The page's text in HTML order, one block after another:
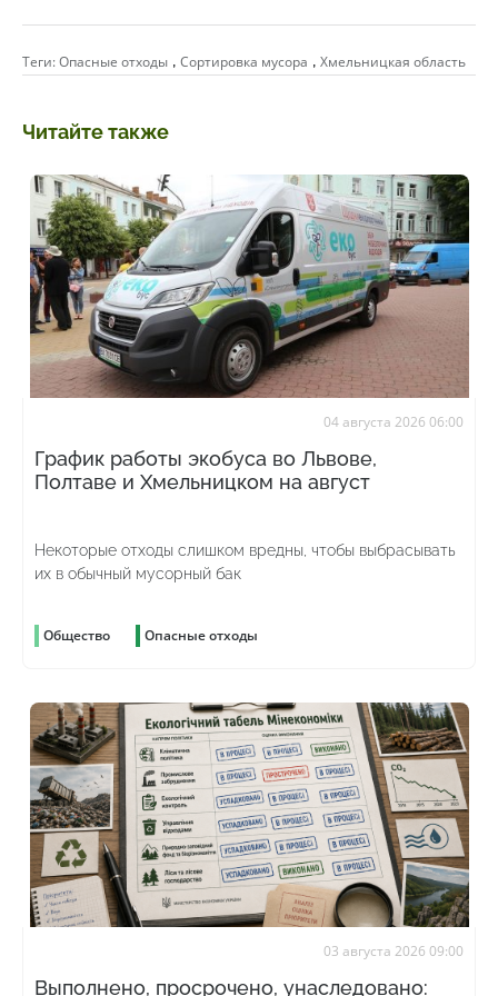
Теги:Опасные отходы , Сортировка мусора , Хмельницкая область
Читайте также
04 августа 2026 06:00
График работы экобуса во Львове,
Полтаве и Хмельницком на август
Некоторые отходы слишком вредны, чтобы выбрасывать
их в обычный мусорный бак
Общество Опасные отходы
03 августа 2026 09:00
Выполнено, просрочено, унаследовано: